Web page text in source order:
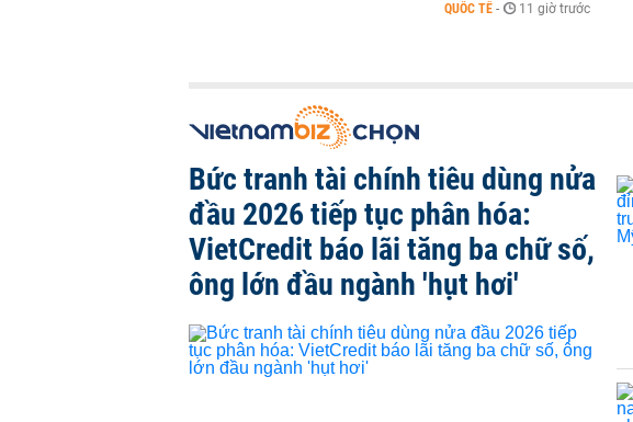
QUỐC TẾ - 11 giờ trước
Bức tranh tài chính tiêu dùng nửa
đầu 2026 tiếp tục phân hóa:
VietCredit báo lãi tăng ba chữ số,
ông lớn đầu ngành 'hụt hơi'